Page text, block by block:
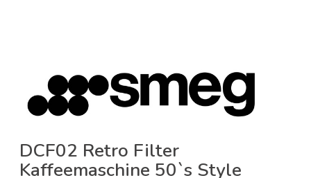
DCF02 Retro Filter
Kaffeemaschine 50`s Style